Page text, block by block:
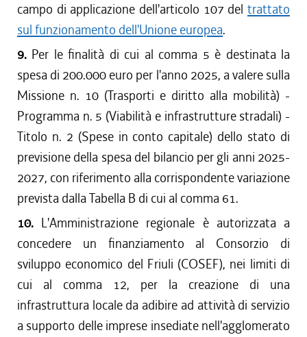
campo di applicazione dell'articolo 107 del trattato
sul funzionamento dell'Unione europea.
9. Per le finalità di cui al comma 5 è destinata la
spesa di 200.000 euro per l'anno 2025, a valere sulla
Missione n. 10 (Trasporti e diritto alla mobilità) -
Programma n. 5 (Viabilità e infrastrutture stradali) -
Titolo n. 2 (Spese in conto capitale) dello stato di
previsione della spesa del bilancio per gli anni 2025-
2027, con riferimento alla corrispondente variazione
prevista dalla Tabella B di cui al comma 61.
10. L'Amministrazione regionale è autorizzata a
concedere un finanziamento al Consorzio di
sviluppo economico del Friuli (COSEF), nei limiti di
cui al comma 12, per la creazione di una
infrastruttura locale da adibire ad attività di servizio
a supporto delle imprese insediate nell'agglomerato